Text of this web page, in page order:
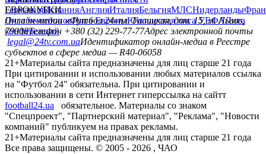
ГерманияИспанияАнглияИталияБельгияМЛСНидерланды
ЕВРОКУБКИ
Лига чемпионовЛига ЕвропыЮношеская лига УЕФАЛига
конференций
Онлайн-медиа «Футбол 24»пл. Галицкая, дом. 15, м. Львов,
79008Телефон +380 (32) 229-77-77Адрес электронной почты
legal@24tv.com.uaИдентификатор онлайн-медиа в Реестре
субъектов в сфере медиа — R40-06058
21+Материалы сайта предназначены для лиц старше 21 года
При цитировании и использовании любых материалов ссылка
на "Футбол 24" обязательна. При цитировании и
использовании в сети Интернет гиперссылка на сайтт
football24.ua
обязательное. Материалы со знаком
"Спецпроект", "Партнерский материал", "Реклама", "Новости
компаний" публикуем на правах рекламы.
21+Материалы сайта предназначены для лиц старше 21 года
Все права защищены. © 2005 - 2026 , ЧАО